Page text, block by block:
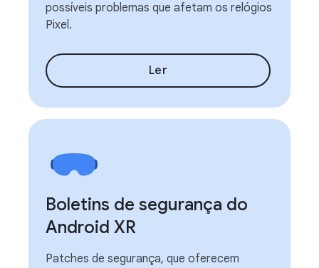
possíveis problemas que afetam os relógios
Pixel.
Ler
Boletins de segurança do
Android XR
Patches de segurança, que oferecem